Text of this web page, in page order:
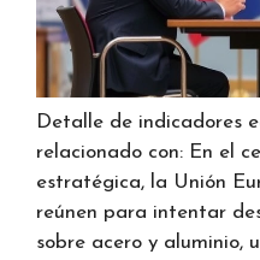
Detalle de indicadores
relacionado con: En el
estratégica, la Unión
reúnen para intentar
sobre acero y aluminio,